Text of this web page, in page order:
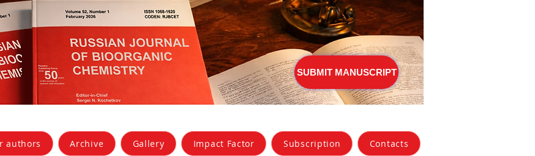
SUBMIT MANUSCRIPT
authors Archive Gallery Impact Factor Subscription Contacts